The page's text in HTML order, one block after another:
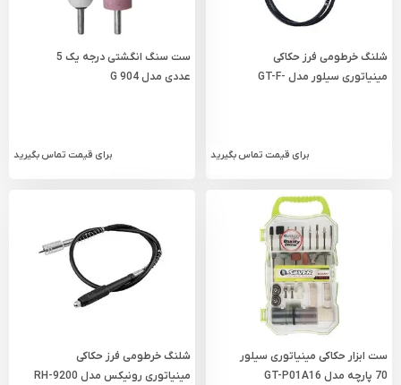
شلنگ خرطومی فرز حکاکی
مینیاتوری سیلور مدل GT-F-
برای قیمت تماس بگیرید
ست سنگ انگشتی درجه یک 5
عددی مدل G 904
برای قیمت تماس بگیرید
ست ابزار حکاکی مینیاتوری سیلور
70 پارچه مدل GT-P01A16
شلنگ خرطومی فرز حکاکی
مینیاتوری رونیکس مدل RH-9200